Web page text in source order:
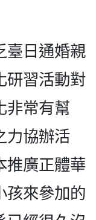
臺日通婚親
研習活動對
非常有幫
力協辦活
推廣正體華
孩來參加的